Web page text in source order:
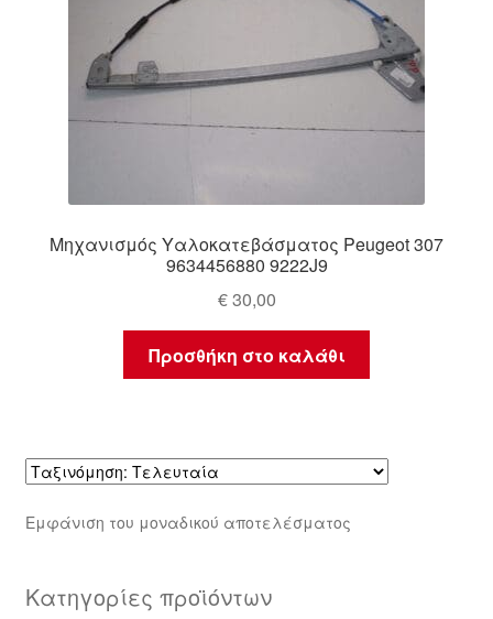
Μηχανισμός Υαλοκατεβάσματος Peugeot 307
9634456880 9222J9
€30,00
Προσθήκη στο καλάθι
Εμφάνιση του μοναδικού αποτελέσματος
Κατηγορίες προϊόντων